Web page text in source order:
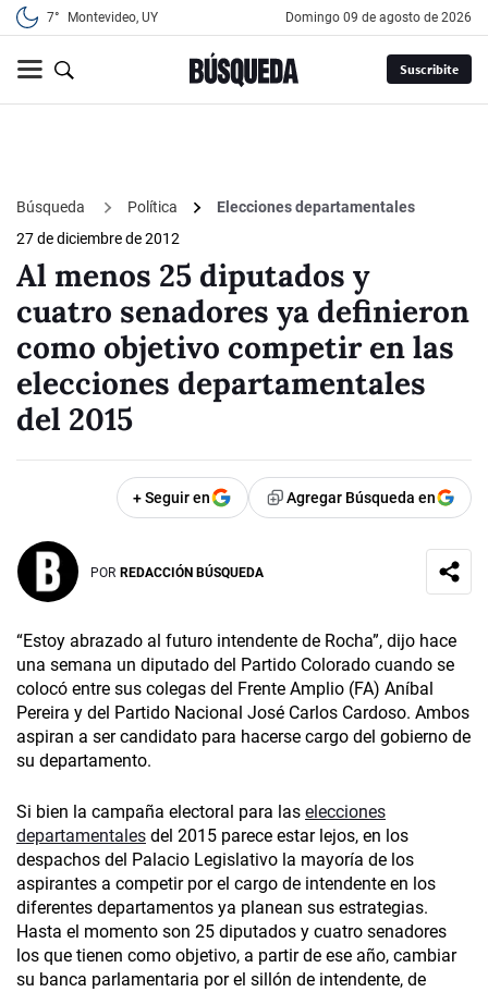
7° Montevideo, UY domingo 09 de agosto de 2026
Suscribite
Búsqueda Política
Elecciones departamentales
27 de diciembre de 2012
Al menos 25 diputados y
cuatro senadores ya definieron
como objetivo competir en las
elecciones departamentales
del 2015
+ Seguir en Agregar Búsqueda en
POR REDACCIÓN BÚSQUEDA
“Estoy abrazado al futuro intendente de Rocha”, dijo hace
una semana un diputado del Partido Colorado cuando se
colocó entre sus colegas del Frente Amplio (FA) Aníbal
Pereira y del Partido Nacional José Carlos Cardoso. Ambos
aspiran a ser candidato para hacerse cargo del gobierno de
su departamento.
Si bien la campaña electoral para las elecciones
departamentales del 2015 parece estar lejos, en los
despachos del Palacio Legislativo la mayoría de los
aspirantes a competir por el cargo de intendente en los
diferentes departamentos ya planean sus estrategias.
Hasta el momento son 25 diputados y cuatro senadores
los que tienen como objetivo, a partir de ese año, cambiar
su banca parlamentaria por el sillón de intendente, de